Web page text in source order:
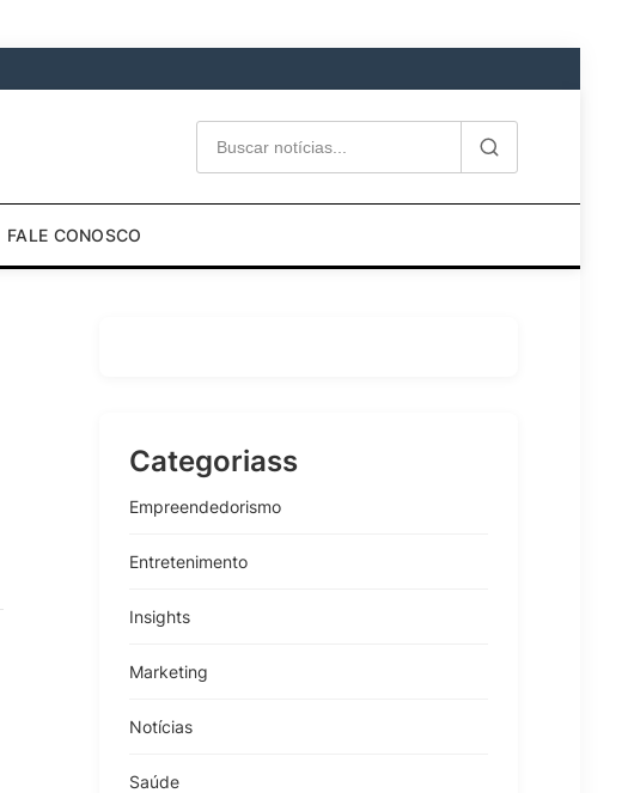
FALE CONOSCO
Categoriass
Empreendedorismo
Entretenimento
Insights
Marketing
Notícias
Saúde